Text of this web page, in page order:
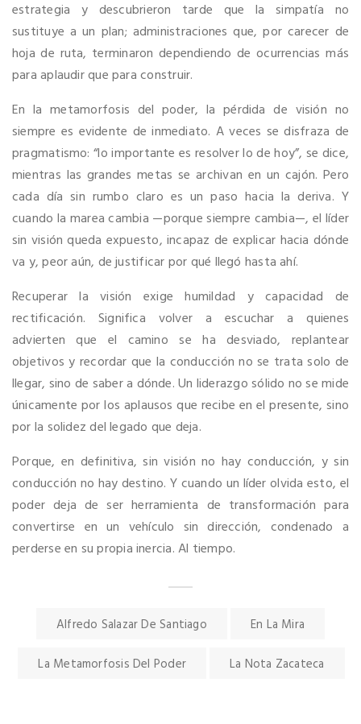
estrategia y descubrieron tarde que la simpatía no
sustituye a un plan; administraciones que, por carecer de
hoja de ruta, terminaron dependiendo de ocurrencias más
para aplaudir que para construir.
En la metamorfosis del poder, la pérdida de visión no
siempre es evidente de inmediato. A veces se disfraza de
pragmatismo: “lo importante es resolver lo de hoy”, se dice,
mientras las grandes metas se archivan en un cajón. Pero
cada día sin rumbo claro es un paso hacia la deriva. Y
cuando la marea cambia —porque siempre cambia—, el líder
sin visión queda expuesto, incapaz de explicar hacia dónde
va y, peor aún, de justificar por qué llegó hasta ahí.
Recuperar la visión exige humildad y capacidad de
rectificación. Significa volver a escuchar a quienes
advierten que el camino se ha desviado, replantear
objetivos y recordar que la conducción no se trata solo de
llegar, sino de saber a dónde. Un liderazgo sólido no se mide
únicamente por los aplausos que recibe en el presente, sino
por la solidez del legado que deja.
Porque, en definitiva, sin visión no hay conducción, y sin
conducción no hay destino. Y cuando un líder olvida esto, el
poder deja de ser herramienta de transformación para
convertirse en un vehículo sin dirección, condenado a
perderse en su propia inercia. Al tiempo.
Alfredo Salazar De Santiago En La Mira
La Metamorfosis Del Poder La Nota Zacateca